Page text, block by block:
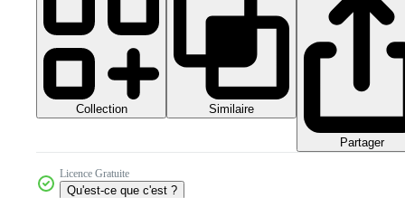
Collection Similaire
Partager
Licence Gratuite
Qu'est-ce que c'est ?